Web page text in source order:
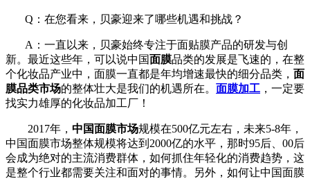
Q：在您看来，贝豪迎来了哪些机遇和挑战？
A：一直以来，贝豪始终专注于面贴膜产品的研发与创
新。最近这些年，可以说中国面膜品类的发展是飞速的，在整
个化妆品产业中，面膜一直都是年均增速最快的细分品类， 面
膜品类市场的整体壮大是我们的机遇所在。 面膜加工 ，一定要
找实力雄厚的化妆品加工厂！
2017年， 中国面膜市场规模在500亿元左右，未来5-8年，
中国面膜市场整体规模将达到2000亿的水平，那时95后、00后
会成为绝对的主流消费群体，如何抓住年轻化的消费趋势，这
是整个行业都需要关注和面对的事情。另外，如何让中国面膜